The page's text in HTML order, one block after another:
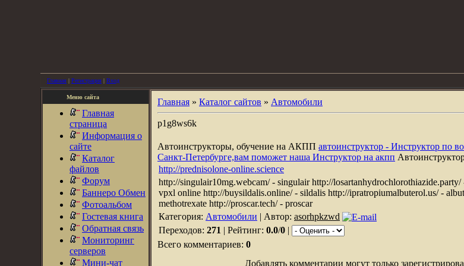
Главная | Регистрация | Вход
Меню сайта
Главная
страница
Информация о
сайте
Каталог
файлов
Форум
Баннеро Обмен
Фотоальбом
Гостевая книга
Обратная связь
Мониторинг
серверов
Мини-чат
Главная » Каталог сайтов » Автомобили
p1g8ws6k
Автоинструкторы, обучение на АКПП автоинструктор - Инструктор по
Санкт-Петербурге,вам поможет наша Инструктор на акпп
http://prednisolone-online.science
http://singulair10mg.webcam/ - singulair http://
vpxl online http://buysildalis.online/ - sildalis http://ipratropiumalbuterol.us/ -
methotrexate http://proscar.tech/ - proscar
Категория: Автомобили | Автор: asorhpkzwd
Переходов: 271 | Рейтинг: 0.0/0 |
Всего комментариев: 0
Добавлять комментарии могут только